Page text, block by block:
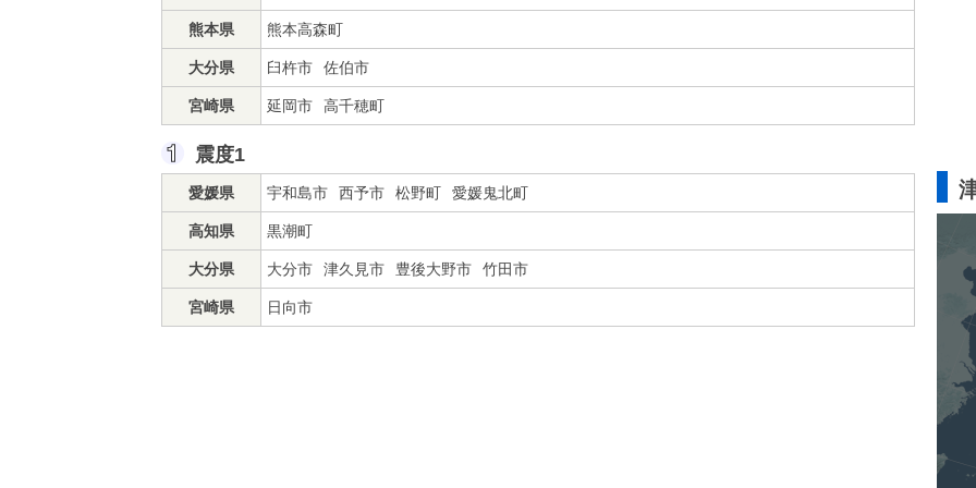
熊本県 熊本高森町
大分県 臼杵市 佐伯市
宮崎県 延岡市 高千穂町
震度1
愛媛県 宇和島市 西予市 松野町 愛媛鬼北町
高知県 黒潮町
大分県 大分市 津久見市 豊後大野市 竹田市
宮崎県 日向市